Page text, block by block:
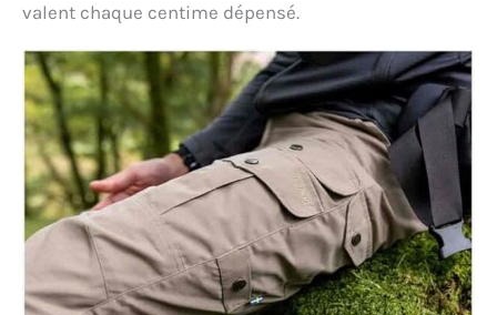
valent chaque centime dépensé.